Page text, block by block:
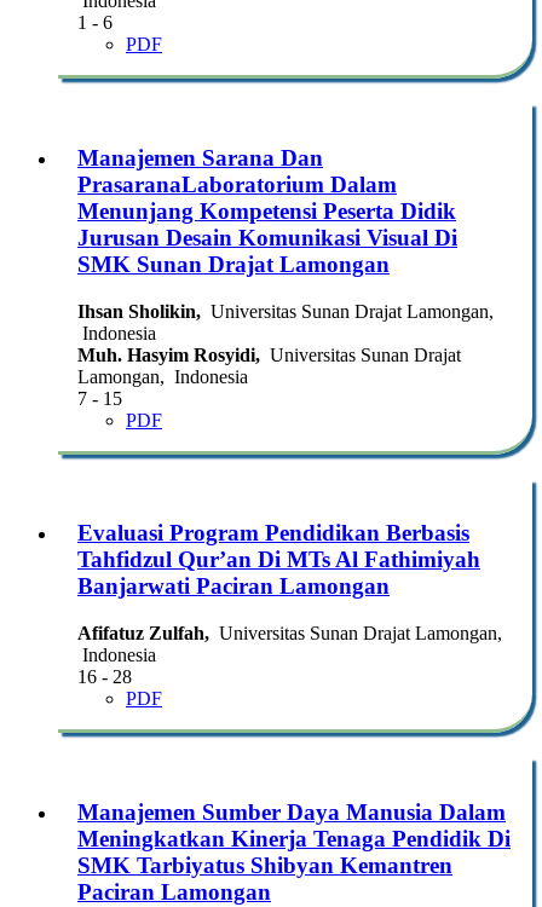
1 - 6
PDF
Manajemen Sarana Dan
PrasaranaLaboratorium Dalam
Menunjang Kompetensi Peserta Didik
Jurusan Desain Komunikasi Visual Di
SMK Sunan Drajat Lamongan
Ihsan Sholikin, Universitas Sunan Drajat Lamongan,
Indonesia
Muh. Hasyim Rosyidi, Universitas Sunan Drajat
Lamongan, Indonesia
7 - 15
PDF
Evaluasi Program Pendidikan Berbasis
Tahfidzul Qur’an Di MTs Al Fathimiyah
Banjarwati Paciran Lamongan
Afifatuz Zulfah, Universitas Sunan Drajat Lamongan,
Indonesia
16 - 28
PDF
Manajemen Sumber Daya Manusia Dalam
Meningkatkan Kinerja Tenaga Pendidik Di
SMK Tarbiyatus Shibyan Kemantren
Paciran Lamongan